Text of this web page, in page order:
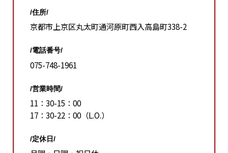
/住所/
京都市上京区丸太町通河原町西入高島町338-2
/電話番号/
075-748-1961
/営業時間/
11：30-15：00
17：30-22：00（L.O.）
/定休日/